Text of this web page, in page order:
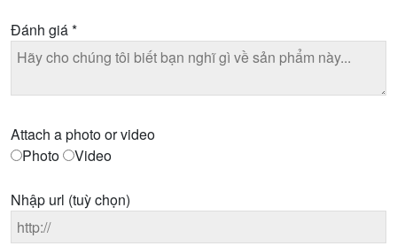
Đánh giá*
Attach a photo or video
Photo
Video
Nhập url (tuỳ chọn)